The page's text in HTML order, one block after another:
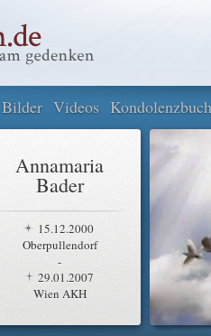
Bilder Videos Kondolenzbuch
Annamaria
Bader
15.12.2000
Oberpullendorf
-
29.01.2007
Wien AKH